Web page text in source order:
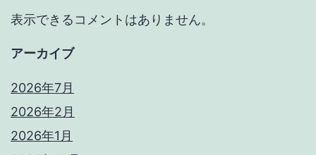
表示できるコメントはありません。
アーカイブ
2026年7月
2026年2月
2026年1月